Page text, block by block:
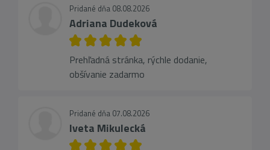
Pridané dňa 08.08.2026
Adriana Dudeková
Prehľadná stránka, rýchle dodanie,
obšívanie zadarmo
Pridané dňa 07.08.2026
Iveta Mikulecká